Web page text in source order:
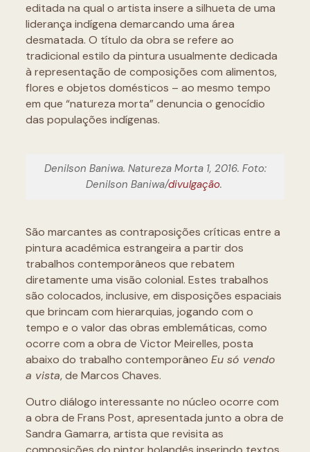
editada na qual o artista insere a silhueta de uma
liderança indígena demarcando uma área
desmatada. O título da obra se refere ao
tradicional estilo da pintura usualmente dedicada
à representação de composições com alimentos,
flores e objetos domésticos – ao mesmo tempo
em que “natureza morta” denuncia o genocídio
das populações indígenas.
Denilson Baniwa. Natureza Morta 1, 2016. Foto:
Denilson Baniwa/divulgação.
São marcantes as contraposições críticas entre a
pintura acadêmica estrangeira a partir dos
trabalhos contemporâneos que rebatem
diretamente uma visão colonial. Estes trabalhos
são colocados, inclusive, em disposições espaciais
que brincam com hierarquias, jogando com o
tempo e o valor das obras emblemáticas, como
ocorre com a obra de Victor Meirelles, posta
abaixo do trabalho contemporâneo Eu só vendo
a vista, de Marcos Chaves.
Outro diálogo interessante no núcleo ocorre com
a obra de Frans Post, apresentada junto a obra de
Sandra Gamarra, artista que revisita as